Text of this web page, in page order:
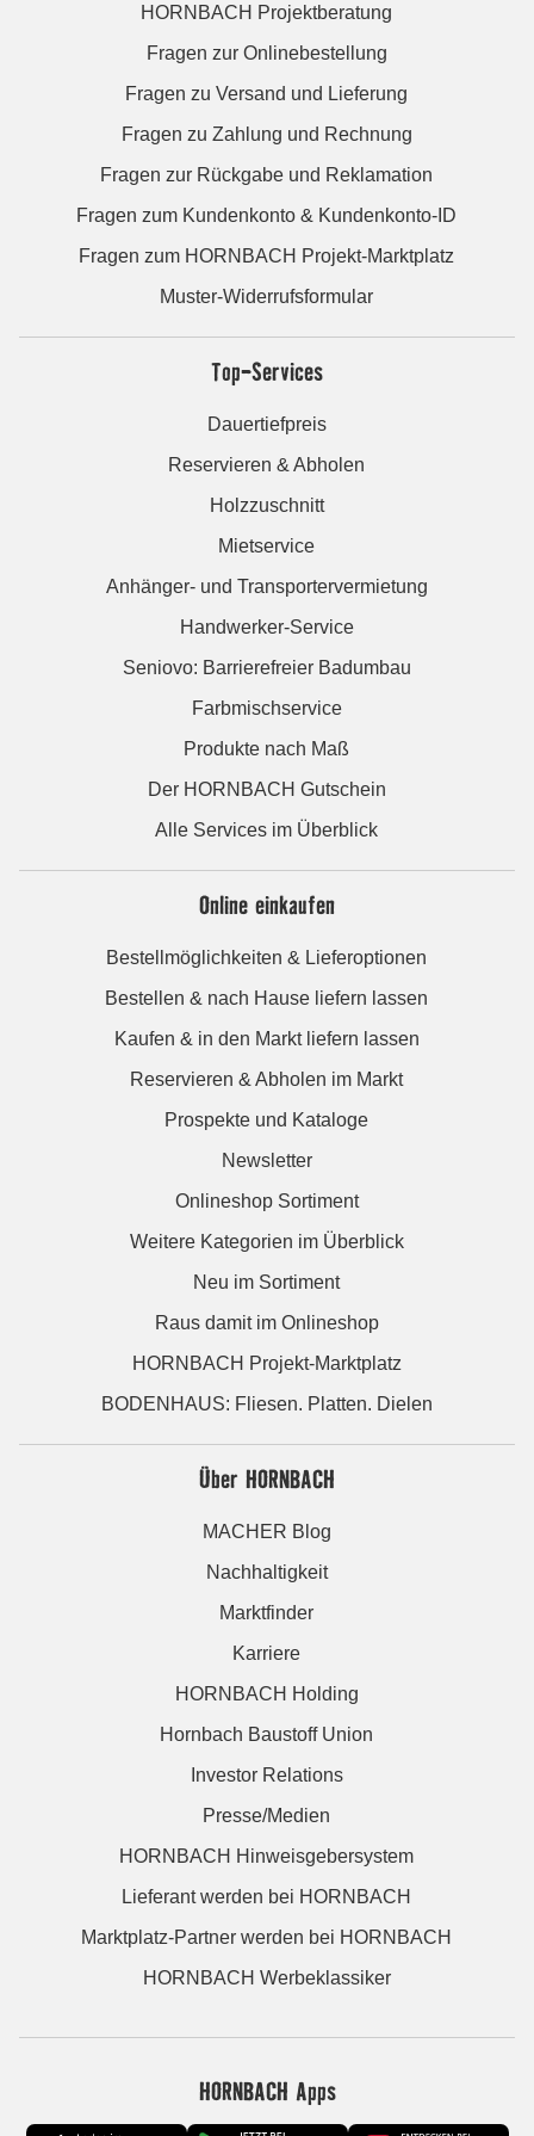
HORNBACH Projektberatung
Fragen zur Onlinebestellung
Fragen zu Versand und Lieferung
Fragen zu Zahlung und Rechnung
Fragen zur Rückgabe und Reklamation
Fragen zum Kundenkonto & Kundenkonto-ID
Fragen zum HORNBACH Projekt-Marktplatz
Muster-Widerrufsformular
Top-Services
Dauertiefpreis
Reservieren & Abholen
Holzzuschnitt
Mietservice
Anhänger- und Transportervermietung
Handwerker-Service
Seniovo: Barrierefreier Badumbau
Farbmischservice
Produkte nach Maß
Der HORNBACH Gutschein
Alle Services im Überblick
Online einkaufen
Bestellmöglichkeiten & Lieferoptionen
Bestellen & nach Hause liefern lassen
Kaufen & in den Markt liefern lassen
Reservieren & Abholen im Markt
Prospekte und Kataloge
Newsletter
Onlineshop Sortiment
Weitere Kategorien im Überblick
Neu im Sortiment
Raus damit im Onlineshop
HORNBACH Projekt-Marktplatz
BODENHAUS: Fliesen. Platten. Dielen
Über HORNBACH
MACHER Blog
Nachhaltigkeit
Marktfinder
Karriere
HORNBACH Holding
Hornbach Baustoff Union
Investor Relations
Presse/Medien
HORNBACH Hinweisgebersystem
Lieferant werden bei HORNBACH
Marktplatz-Partner werden bei HORNBACH
HORNBACH Werbeklassiker
HORNBACH Apps